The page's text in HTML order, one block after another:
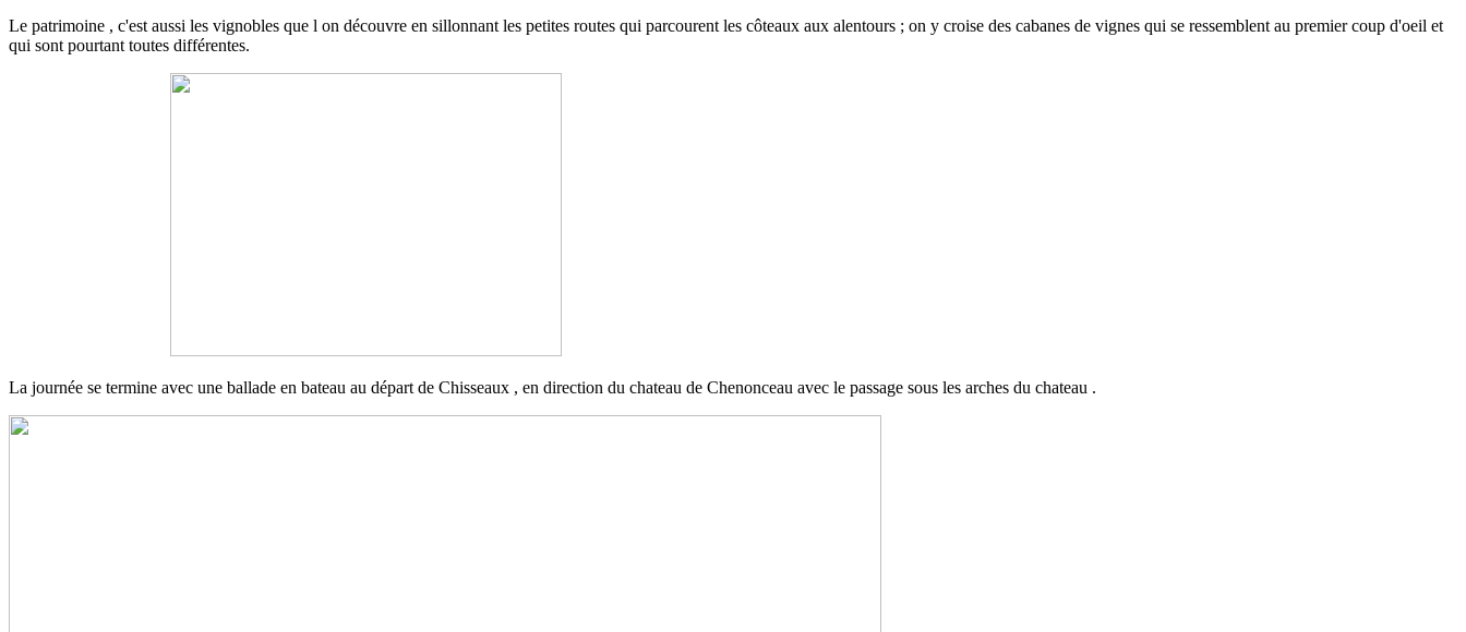
Le patrimoine , c'est aussi les vignobles que l on découvre en sillonnant les petites routes qui parcourent les côteaux aux alentours ; on y croise des cabanes de vignes qui se ressemblent au premier coup d'oeil et
qui sont pourtant toutes différentes.
La journée se termine avec une ballade en bateau au départ de Chisseaux , en direction du chateau de Chenonceau avec le passage sous les arches du chateau .